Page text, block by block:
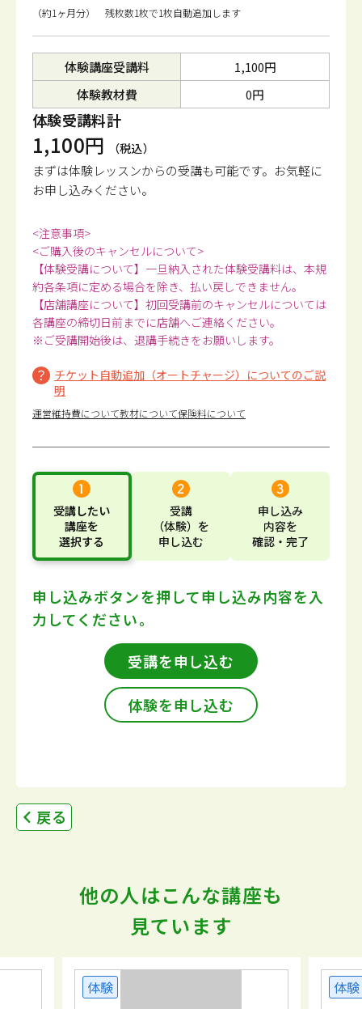
（約1ヶ月分） 残枚数1枚で1枚自動追加します
体験講座受講料
1,100円
体験教材費
0円
体験受講料計
1,100円 （税込）
まずは体験レッスンからの受講も可能です。 お気軽に
お申し込みください。
<注意事項>
<ご購入後のキャンセルについて>
【体験受講について】一旦納入された体験受講料は、本規
約各条項に定める場合を除き、払い戻しできません。
【店舗講座について】初回受講前のキャンセルについては
各講座の締切日前までに店舗へご連絡ください。
※ご受講開始後は、退講手続きをお願いします。
チケット自動追加（オートチャージ）についてのご説
明
運営維持費について教材について保険料について
受講したい
講座を
選択する
受講
（体験） を
申し込む
申し込み
内容を
確認・完了
申し込みボタンを押して申し込み内容を入
力してください。
受講を申し込む
体験を申し込む
戻る
他の人はこんな講座も
見ています
体験 体験